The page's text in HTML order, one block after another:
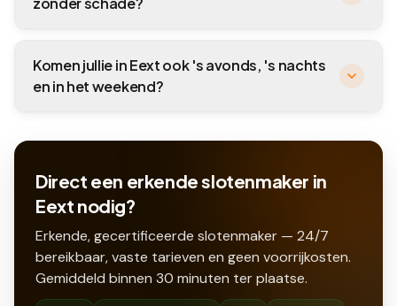
Komen jullie in Eext ook 's avonds, 's nachts
en in het weekend?
Direct een erkende slotenmaker in
Eext nodig?
Erkende, gecertificeerde slotenmaker — 24/7
bereikbaar, vaste tarieven en geen voorrijkosten.
Gemiddeld binnen 30 minuten ter plaatse.